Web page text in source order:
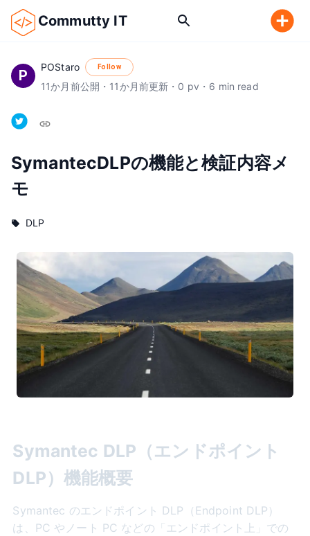
Commutty IT
P POStaro Follow
11か月前公開 ・ 11か月前更新 ・ 0 pv ・ 6 min read
SymantecDLPの機能と検証内容メ
モ
DLP
Symantec DLP（エンドポイント
DLP）機能概要
Symantec のエンドポイント DLP（Endpoint DLP）
は、PC やノート PC などの「エンドポイント上」での